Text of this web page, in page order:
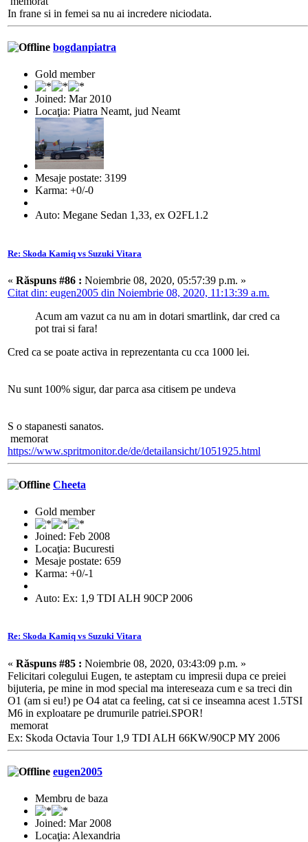
In frane si in femei sa nu ai incredere niciodata.
bogdanpiatra
Gold member
Joined: Mar 2010
Locaţia: Piatra Neamt, jud Neamt
Mesaje postate: 3199
Karma: +0/-0
Auto: Megane Sedan 1,33, ex O2FL1.2
Re: Skoda Kamiq vs Suzuki Vitara
« Răspuns #86 : Noiembrie 08, 2020, 05:57:39 p.m. »
Citat din: eugen2005 din Noiembrie 08, 2020, 11:13:39 a.m.
Acum am vazut ca nu am in dotari smartlink, dar cred ca
pot trai si fara!
Cred ca se poate activa in reprezentanta cu cca 1000 lei.
Nu sunt 100% sigur, dar parca asa citisem pe undeva
S o stapanesti sanatos.
memorat
https://www.spritmonitor.de/de/detailansicht/1051925.html
Cheeta
Gold member
Joined: Feb 2008
Locaţia: Bucuresti
Mesaje postate: 659
Karma: +0/-1
Auto: Ex: 1,9 TDI ALH 90CP 2006
Re: Skoda Kamiq vs Suzuki Vitara
« Răspuns #85 : Noiembrie 08, 2020, 03:43:09 p.m. »
Felicitari colegului Eugen, te asteptam cu impresii dupa ce preiei
bijuteria, pe mine in mod special ma intereseaza cum e sa treci din
O1 (am si eu!) pe O4 atat ca feeling, cat si ce inseamna acest 1.5TSI
M6 in exploatare pe drumurile patriei.SPOR!
memorat
Ex: Skoda Octavia Tour 1,9 TDI ALH 66KW/90CP MY 2006
eugen2005
Membru de baza
Joined: Mar 2008
Locaţia: Alexandria